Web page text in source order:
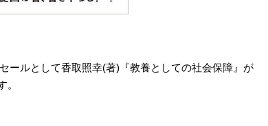
ールとして香取照幸(著)『教養としての社会保障』が
。